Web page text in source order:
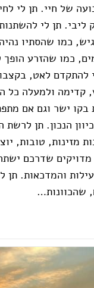
של חיי. תן לי
ליבי. תן לי
כמו שהסתיו
כמו שהזרע הופך
להתקדם לאט,
ולמעלה כל
בקו ישר וגם אם
הנכון. תן לרשת
מזינות, טובות,
שדרכם
והמדכאות. תן
שהכוונות…